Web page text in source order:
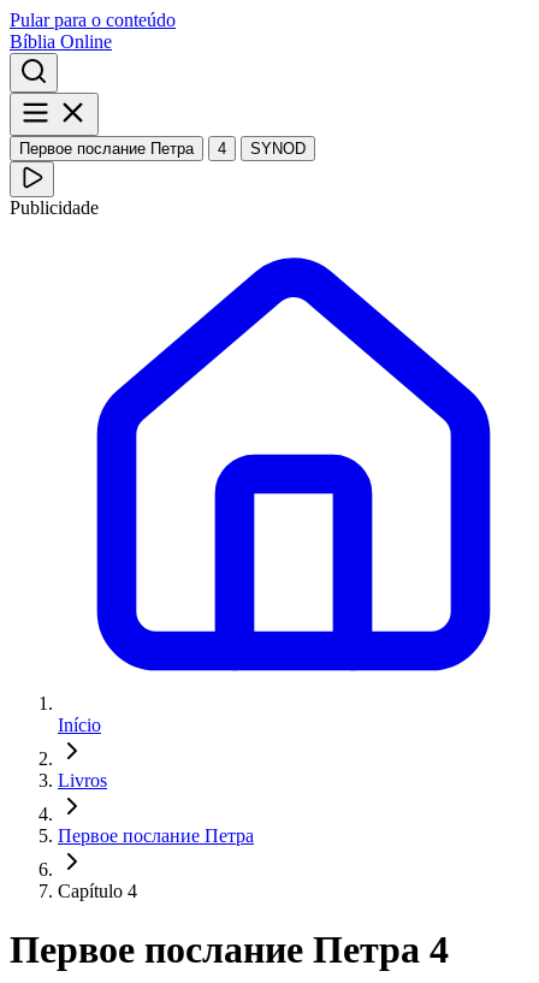
Pular para o conteúdo
Bíblia Online
Первое послание Петра 4 SYNOD
Publicidade
Início
Livros
Первое послание Петра
Capítulo 4
Первое послание Петра 4